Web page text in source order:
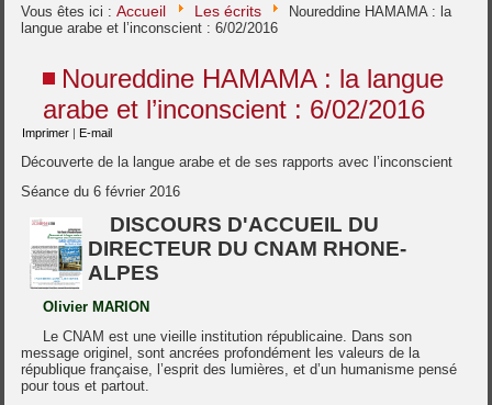
Vous êtes ici :Accueil Les écrits
Noureddine HAMAMA : la
langue arabe et l’inconscient : 6/02/2016
Noureddine HAMAMA : la langue
arabe et l’inconscient : 6/02/2016
Imprimer | E-mail
Découverte de la langue arabe et de ses rapports avec l’inconscient
Séance du 6 février 2016
DISCOURS D'ACCUEIL DU
DIRECTEUR DU CNAM RHONE-
ALPES
Olivier MARION
Le CNAM est une vieille institution républicaine. Dans son
message originel, sont ancrées profondément les valeurs de la
république française, l’esprit des lumières, et d’un humanisme pensé
pour tous et partout.